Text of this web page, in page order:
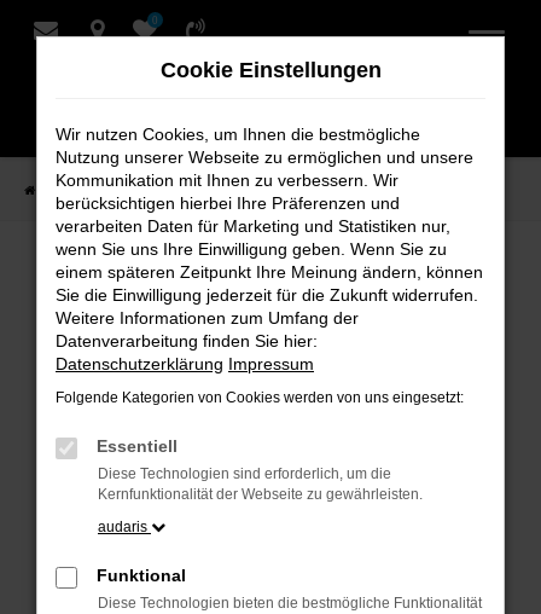
Zum
0
Startseite Verkauf Fahrzeug-Showroom
Fahrzeug-Showroom
Beim Laden ist ein Fehler aufgetreten.
Hier sind ein paar Tipps, die dir helfen können:
Überprüfe deine Firewall und deine
Internetverbindung.
Laden andere Webseiten, zum Beispiel
Cookie Einstellungen
Wir nutzen Cookies, um Ihnen die bestmögliche
Nutzung unserer Webseite zu ermöglichen und unsere
Kommunikation mit Ihnen zu verbessern. Wir
berücksichtigen hierbei Ihre Präferenzen und
verarbeiten Daten für Marketing und Statistiken nur,
wenn Sie uns Ihre Einwilligung geben. Wenn Sie zu
einem späteren Zeitpunkt Ihre Meinung ändern, können
Sie die Einwilligung jederzeit für die Zukunft widerrufen.
Weitere Informationen zum Umfang der
Datenverarbeitung finden Sie hier:
Datenschutzerklärung Impressum
Folgende Kategorien von Cookies werden von uns eingesetzt:
Essentiell
Diese Technologien sind erforderlich, um die
Kernfunktionalität der Webseite zu gewährleisten.
audaris
Funktional
Diese Technologien bieten die bestmögliche Funktionalität